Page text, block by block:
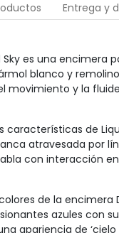
Entrega y
Sky es una encimera
blanco y
movimiento y la
características de
atravesada por
con interacción
de la encimera
azules con
apariencia de ‘cielo